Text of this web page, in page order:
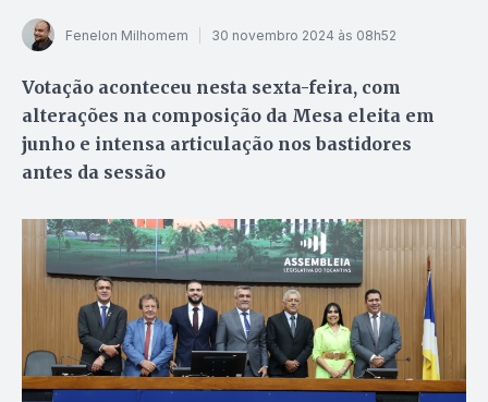
Fenelon Milhomem 30 novembro 2024 às 08h52
Votação aconteceu nesta sexta-feira, com
alterações na composição da Mesa eleita em
junho e intensa articulação nos bastidores
antes da sessão